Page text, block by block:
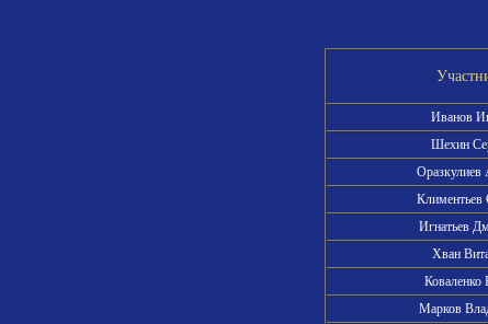
Иванов
Шехин
Оразкулиев
Климентьев
Игнатьев
Хван
Марков